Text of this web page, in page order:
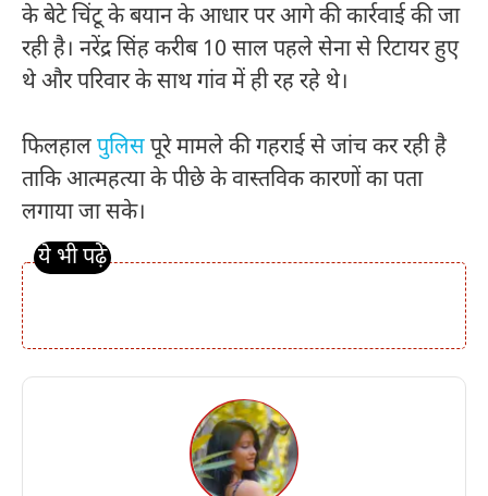
के बेटे चिंटू के बयान के आधार पर आगे की कार्रवाई की जा
रही है। नरेंद्र सिंह करीब 10 साल पहले सेना से रिटायर हुए
थे और परिवार के साथ गांव में ही रह रहे थे।
फिलहालपुलिसपूरे मामले की गहराई से जांच कर रही है
ताकि आत्महत्या के पीछे के वास्तविक कारणों का पता
लगाया जा सके।